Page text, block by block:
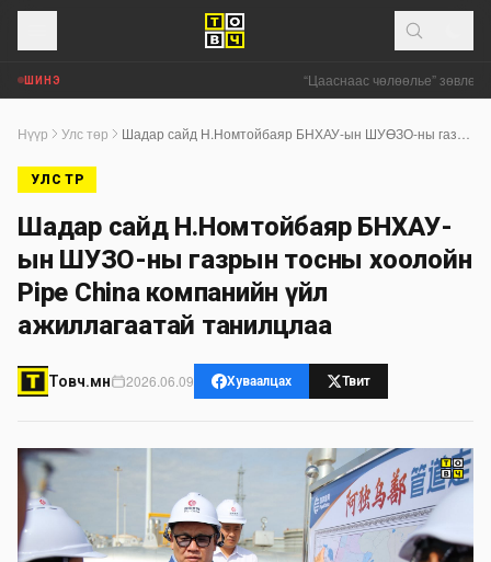
ШИНЭ “Цааснаас чөлөөлье”
Нүүр Улс төр
УЛС ТӨР
Шадар сайд Н.Номтойбаяр БНХАУ-
ын ШУӨЗО-ны газрын тосны хоолойн
Pipe China компанийн үйл
ажиллагаатай танилцлаа
Товч.мн 2026.06.09 Хуваалцах Твит